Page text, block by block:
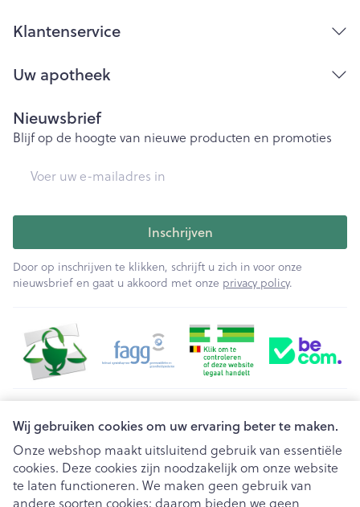
Wij gebruiken cookies om uw ervaring beter te maken.
Onze webshop maakt uitsluitend gebruik van essentiële
cookies. Deze cookies zijn noodzakelijk om onze website
te laten functioneren. We maken geen gebruik van
andere soorten cookies; daarom bieden we geen
Klantenservice
Uw apotheek
Nieuwsbrief
Blijf op de hoogte van nieuwe producten en promoties
Inschrijven
Door op inschrijven te klikken, schrijft u zich in voor onze
nieuwsbrief en gaat u akkoord met onze privacy policy.
Juridische links